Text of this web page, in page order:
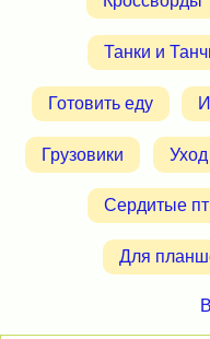
Танки и
Готовить еду
Грузовики
Сердитые
Для